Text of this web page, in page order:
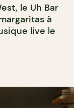
le Uh Bar
à
live le